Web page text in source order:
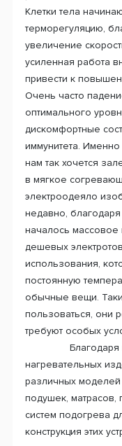
Клетки тела
терморегуляцию,
увеличение
усиленная работа
привести к
Очень часто
оптимального
дискомфортные
иммунитета. Именно
нам так хочется
в мягкое
электроодеяло
недавно,
началось массовое
дешевых
использования,
постоянную
обычные вещи.
пользоваться, они
требуют особых
Благодаря
нагревательных
различных моделей
подушек,
систем подогрева
конструкция этих